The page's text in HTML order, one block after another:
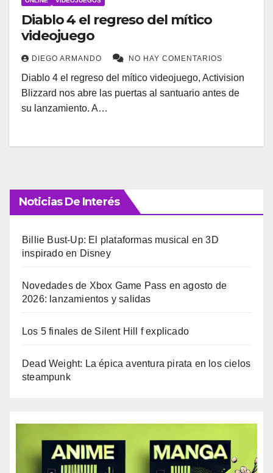
Diablo 4 el regreso del mítico
videojuego
DIEGO ARMANDO NO HAY COMENTARIOS
Diablo 4 el regreso del mítico videojuego, Activision
Blizzard nos abre las puertas al santuario antes de
su lanzamiento. A…
Noticias De Interés
Billie Bust-Up: El plataformas musical en 3D
inspirado en Disney
Novedades de Xbox Game Pass en agosto de
2026: lanzamientos y salidas
Los 5 finales de Silent Hill f explicado
Dead Weight: La épica aventura pirata en los cielos
steampunk